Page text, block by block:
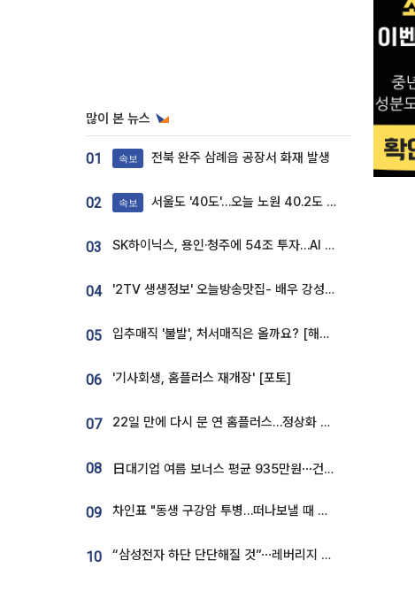
많이 본 뉴스
01 속보 전북 완주 삼례읍 공장서 화재 발생
02 속보 서울도 '40도'…오늘 노원 40.2도 기록
03 SK하이닉스, 용인·청주에 54조 투자…AI 메모리 생산기지 키운다
04 '2TV 생생정보' 오늘방송맛집- 배우 강성진 단골! 쌀국수ㆍ푸팟퐁 커리 맛집 '블○○○'
05 입추매직 '불발', 처서매직은 올까요? [해시태그]
06 '기사회생, 홈플러스 재개장' [포토]
07 22일 만에 다시 문 연 홈플러스…정상화 바쁜데 재고 없어 ‘발동동’[가보니]
08 日대기업 여름 보너스 평균 935만원⋯건설회사 1800만 넘어
09 차인표 "동생 구강암 투병…떠나보낼 때 가장 힘들었다”
10 “삼성전자 하단 단단해질 것”⋯레버리지 규제에 쏠림 완화 [찐코노미]